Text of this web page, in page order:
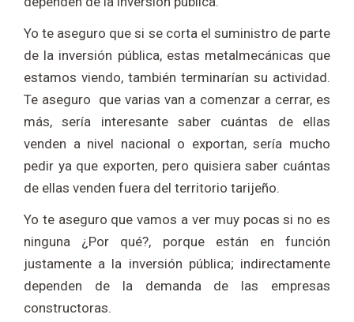
Yo te aseguro que si se corta el suministro de parte
de la inversión pública, estas metalmecánicas que
estamos viendo, también terminarían su actividad.
Te aseguro que varias van a comenzar a cerrar, es
más, sería interesante saber cuántas de ellas
venden a nivel nacional o exportan, sería mucho
pedir ya que exporten, pero quisiera saber cuántas
de ellas venden fuera del territorio tarijeño.
Yo te aseguro que vamos a ver muy pocas si no es
ninguna ¿Por qué?, porque están en función
justamente a la inversión pública; indirectamente
dependen de la demanda de las empresas
constructoras.